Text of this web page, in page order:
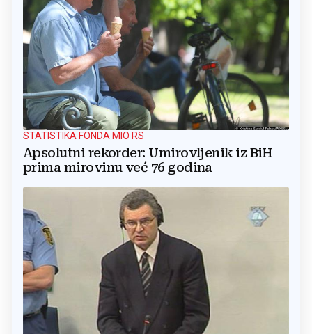
STATISTIKA FONDA MIO RS
Apsolutni rekorder: Umirovljenik iz BiH
prima mirovinu već 76 godina